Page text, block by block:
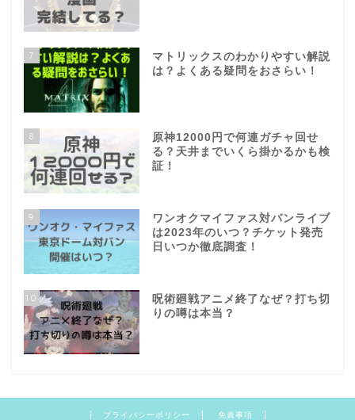
7
マトリックスのわかりやすい解説
は？よくある疑問をおさらい！
8
原神12000円で何連ガチャ回せ
る？天井までいくら掛かるかも検
証！
9
ワンオクマイファス対バンライブ
は2023年のいつ？チケット発売
日いつか徹底調査！
10
呪術廻戦アニメ終了なぜ？打ち切
りの噂は本当？
プライバシーポリシー 免責事項